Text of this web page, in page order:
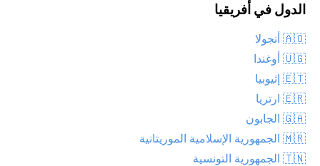
الدول في أفريقيا
🇦🇴 أنجولا
🇺🇬 أوغندا
🇪🇹 إثيوبيا
🇪🇷 ارتريا
🇬🇦 الجابون
🇲🇷 الجمهورية الإسلامية الموريتانية
🇹🇳 الجمهورية التونسية